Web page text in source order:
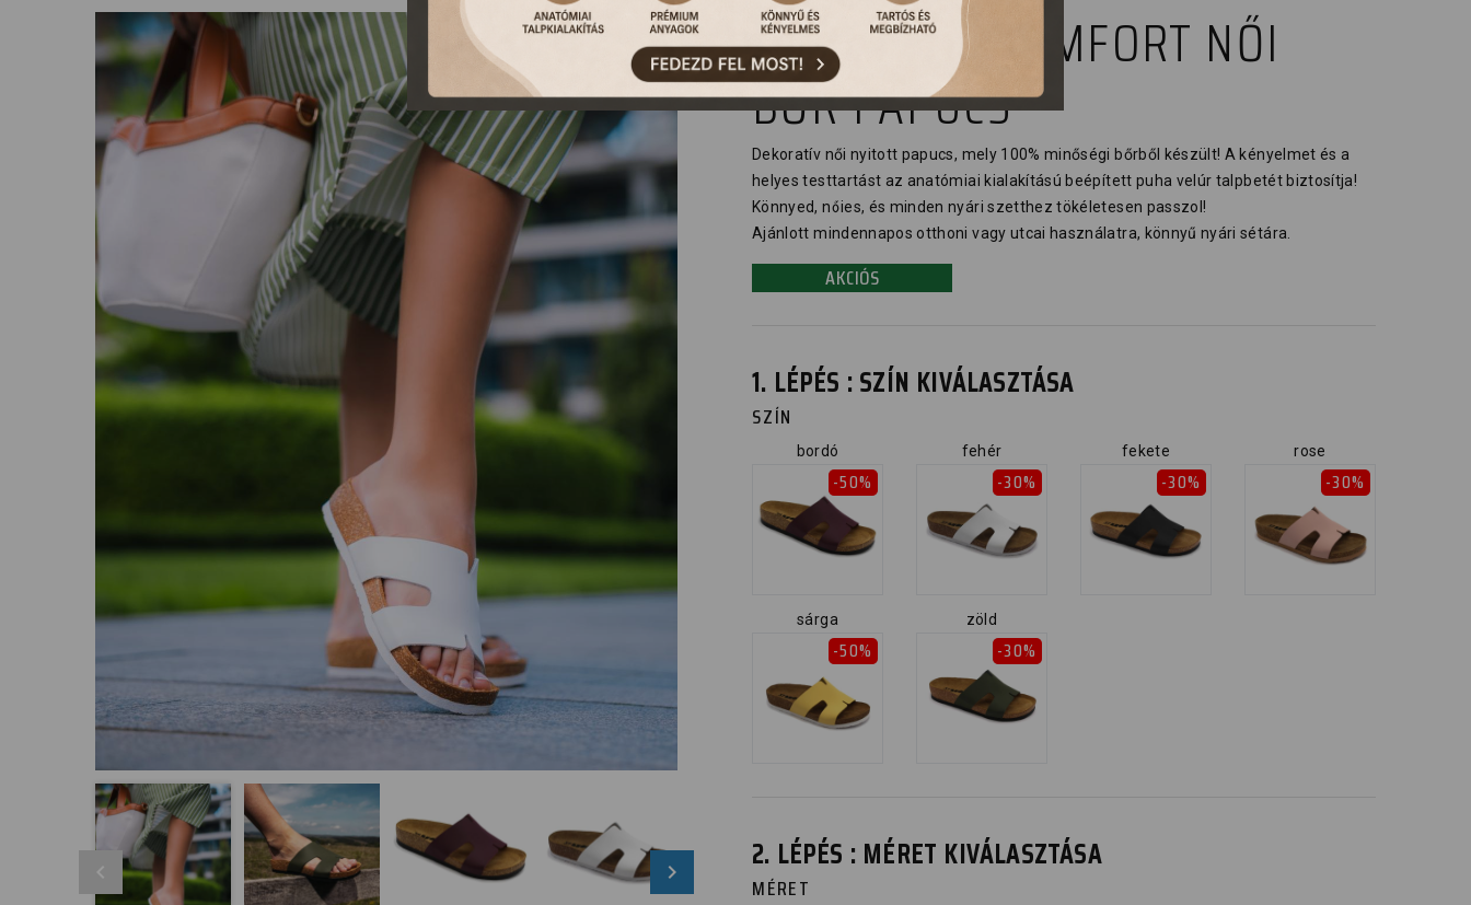
4054 LEON COMFORT NŐI
BŐR PAPUCS
Dekoratív női nyitott papucs, mely 100% minőségi bőrből készült! A kényelmet és a
helyes testtartást az anatómiai kialakítású beépített puha velúr talpbetét biztosítja!
Könnyed, nőies, és minden nyári szetthez tökéletesen passzol!
Ajánlott mindennapos otthoni vagy utcai használatra, könnyű nyári sétára.
AKCIÓS
1. LÉPÉS : SZÍN KIVÁLASZTÁSA
SZÍN
bordó
-50%
fehér
-30%
fekete
-30%
rose
-30%
sárga
-50%
zöld
-30%
2. LÉPÉS : MÉRET KIVÁLASZTÁSA
MÉRET